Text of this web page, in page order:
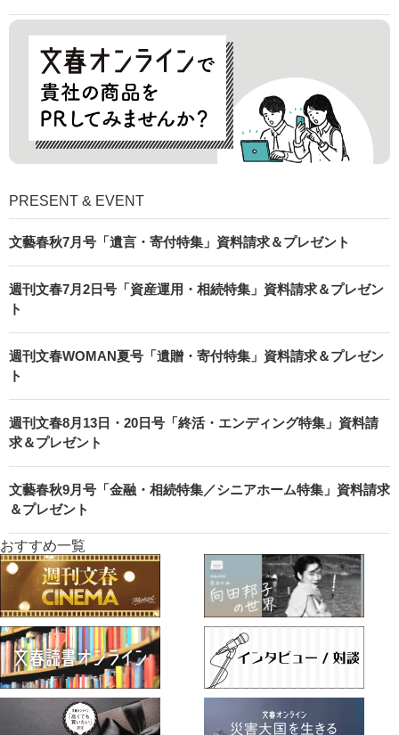
PRESENT & EVENT
文藝春秋7月号「遺言・寄付特集」資料請求＆プレゼント
週刊文春7月2日号「資産運用・相続特集」資料請求＆プレゼン
ト
週刊文春WOMAN夏号「遺贈・寄付特集」資料請求＆プレゼン
ト
週刊文春8月13日・20日号「終活・エンディング特集」資料請
求＆プレゼント
文藝春秋9月号「金融・相続特集／シニアホーム特集」資料請求
＆プレゼント
おすすめ一覧